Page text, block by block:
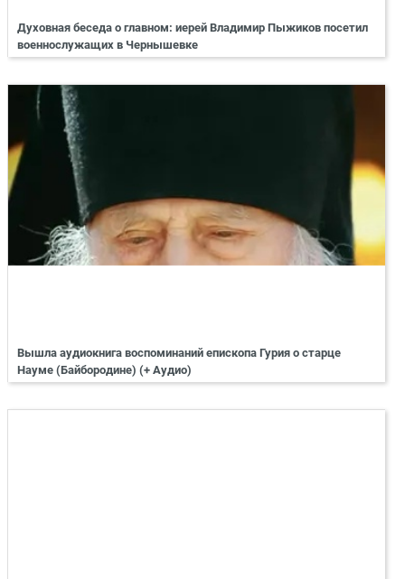
Духовная беседа о главном: иерей Владимир Пыжиков посетил
военнослужащих в Чернышевке
Вышла аудиокнига воспоминаний епископа Гурия о старце
Науме (Байбородине) (+ Аудио)